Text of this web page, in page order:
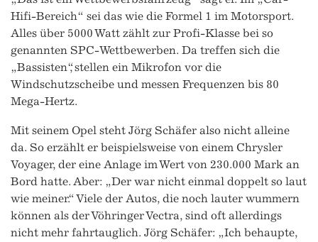
Hifi-Bereich“ sei das wie die Formel 1 im Motorsport.
Alles über 5000 Watt zählt zur Profi-Klasse bei so
genannten SPC-Wettbewerben. Da treffen sich die
„Bassisten“, stellen ein Mikrofon vor die
Windschutzscheibe und messen Frequenzen bis 80
Mega-Hertz.
Mit seinem Opel steht Jörg Schäfer also nicht alleine
da. So erzählt er beispielsweise von einem Chrysler
Voyager, der eine Anlage im Wert von 230.000 Mark an
Bord hatte. Aber: „Der war nicht einmal doppelt so laut
wie meiner.“ Viele der Autos, die noch lauter wummern
können als der Vöhringer Vectra, sind oft allerdings
nicht mehr fahrtauglich. Jörg Schäfer: „Ich behaupte,